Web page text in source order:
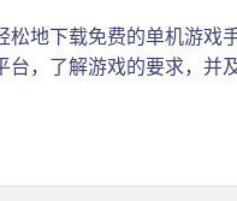
地下载免费的单机游戏
台，了解游戏的要求，并